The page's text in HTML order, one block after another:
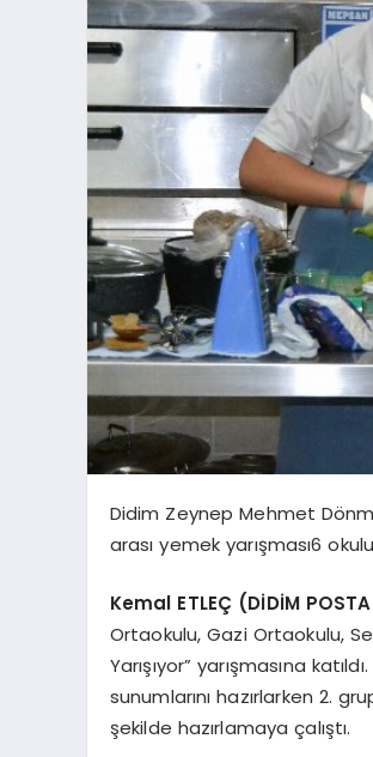
Didim Zeynep Mehmet
arası yemek yarışması6
Kemal ETLEÇ (DİDİM
Ortaokulu, Gazi Ortaokulu,
Yarışıyor” yarışmasına
sunumlarını hazırlarken 2.
şekilde hazırlamaya çalıştı.